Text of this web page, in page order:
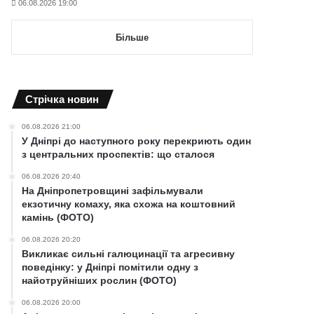
06.08.2026 19:00
Більше
Cтрічка новин
06.08.2026 21:00
У Дніпрі до наступного року перекриють один
з центральних проспектів: що сталося
06.08.2026 20:40
На Дніпропетровщині зафільмували
екзотичну комаху, яка схожа на коштовний
камінь (ФОТО)
06.08.2026 20:20
Викликає сильні галюцинації та агресивну
поведінку: у Дніпрі помітили одну з
найотруйніших рослин (ФОТО)
06.08.2026 20:00